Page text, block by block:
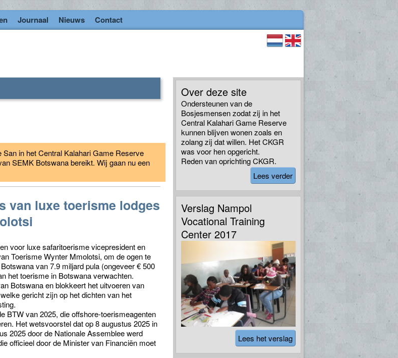
Journaal Nieuws Contact
in het Central Kalahari Game Reserve
SEMK Botswana bereikt. Wij gaan nu een
van luxe toerisme lodges
voor luxe safaritoerisme vicepresident en
Toerisme Wynter Mmolotsi, om de ogen te
van 7.9 miljard pula (ongeveer € 500
het toerisme in Botswana verwachten.
Botswana en blokkeert het uitvoeren van
gericht zijn op het dichten van het
BTW van 2025, die offshore-toerismeagenten
Het wetsvoorstel dat op 8 augustus 2025 in
2025 door de Nationale Assemblee werd
officieel door de Minister van Financiën moet
Over deze site
Ondersteunen van de
Bosjesmensen zodat zij in het
Central Kalahari Game Reserve
kunnen blijven wonen zoals en
zolang zij dat willen. Het CKGR
was voor hen opgericht.
Reden van oprichting CKGR.
Lees verder
Verslag Nampol
Vocational Training
Center 2017
Lees het verslag